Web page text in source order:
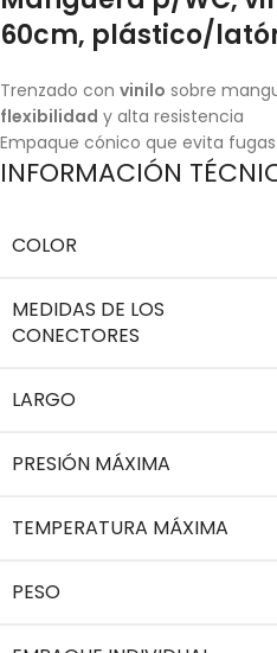
60cm, plástico/
Trenzado con vinilo sobre
flexibilidad y alta resistencia
Empaque cónico que evita fugas
INFORMACIÓN
COLOR
MEDIDAS DE LOS
CONECTORES
LARGO
PRESIÓN MÁXIMA
TEMPERATURA MÁXIMA
PESO